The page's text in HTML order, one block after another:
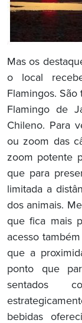
Mas os
o local
Flamingos.
Flamingo de
Chileno. Para
ou zoom das
zoom potente
que para
limitada a
dos animais.
que fica mais
acesso
que a
ponto que
sentados
bebidas